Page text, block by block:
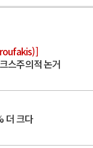
스주의적 논거
더 크다